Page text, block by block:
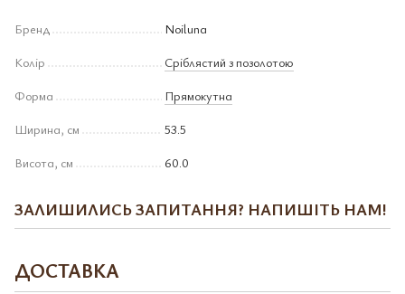
Бренд
Noiluna
Колір
Сріблястий з позолотою
Форма
Прямокутна
Ширина, см
53.5
Висота, см
60.0
ЗАЛИШИЛИСЬ ЗАПИТАННЯ? НАПИШІТЬ НАМ!
ДОСТАВКА